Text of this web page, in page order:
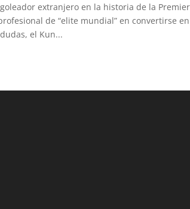
extranjero en la historia de la
de “elite mundial” en convertirse en
el Kun...